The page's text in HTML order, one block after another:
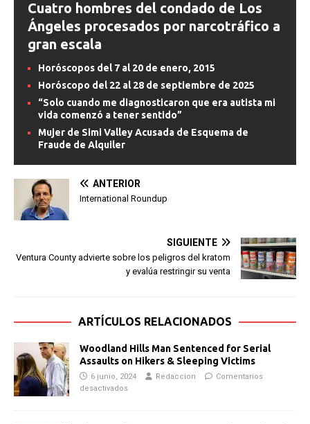
Cuatro hombres del condado de Los
Ángeles procesados por narcotráfico a
gran escala
Horóscopos del 7 al 20 de enero, 2015
Horóscopo del 22 al 28 de septiembre de 2025
“Solo cuando me diagnosticaron que era autista mi
vida comenzó a tener sentido”
Mujer de Simi Valley Acusada de Esquema de
Fraude de Alquiler
ANTERIOR
International Roundup
SIGUIENTE
Ventura County advierte sobre los peligros del kratom
y evalúa restringir su venta
ARTÍCULOS RELACIONADOS
Woodland Hills Man Sentenced for Serial
Assaults on Hikers & Sleeping Victims
6 junio, 2024 Redaccion
Comentarios
desactivados